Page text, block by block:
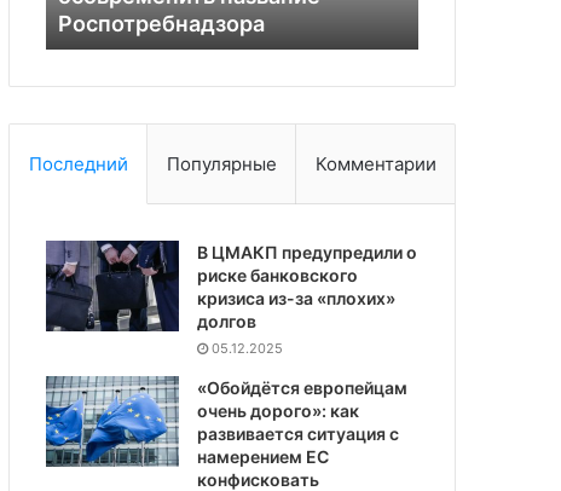
Ирана
Последний Популярные Комментарии
В ЦМАКП предупредили о
риске банковского
кризиса из-за «плохих»
долгов
05.12.2025
«Обойдётся европейцам
очень дорого»: как
развивается ситуация с
намерением ЕС
конфисковать